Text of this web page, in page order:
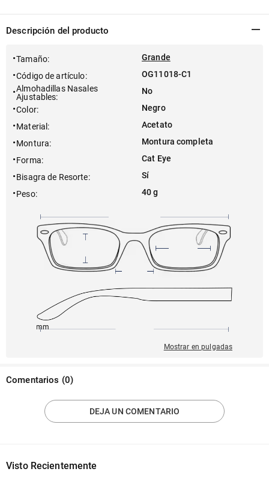
Descripción del producto
Tamaño:
Grande
Código de artículo:
OG11018-C1
Almohadillas Nasales
Ajustables:
No
Color:
Negro
Material :
Acetato
Montura:
Montura completa
Forma:
Cat Eye
Bisagra de Resorte:
Sí
Peso: 40 g
145mm
Mostrar en pulgadas
Comentarios (0)
DEJA UN COMENTARIO
Visto Recientemente